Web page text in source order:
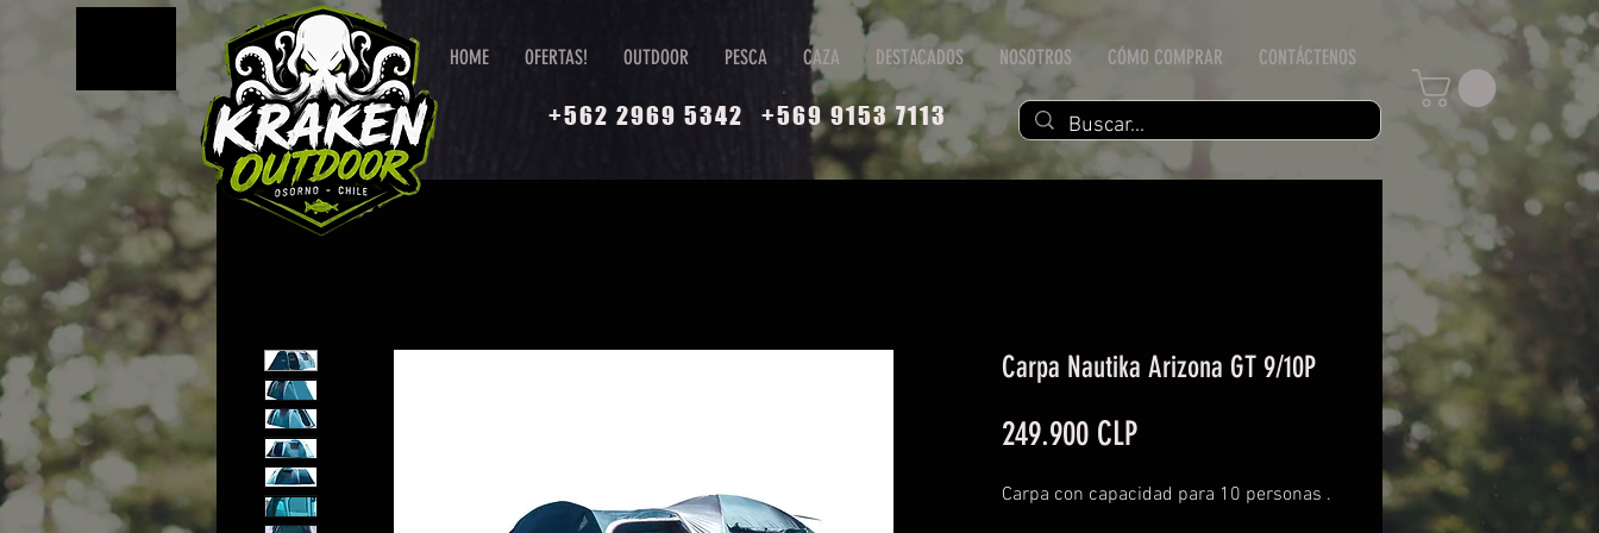
HOME OFERTAS! OUTDOOR PESCA CAZA DESTACADOS NOSOTROS CÓMO COMPRAR CONTÁCTENOS
+562 2969 5342 +569 9153 7113
Carpa Nautika Arizona GT 9/10P
249.900 CLPPrecio
Carpa con capacidad para 10 personas .